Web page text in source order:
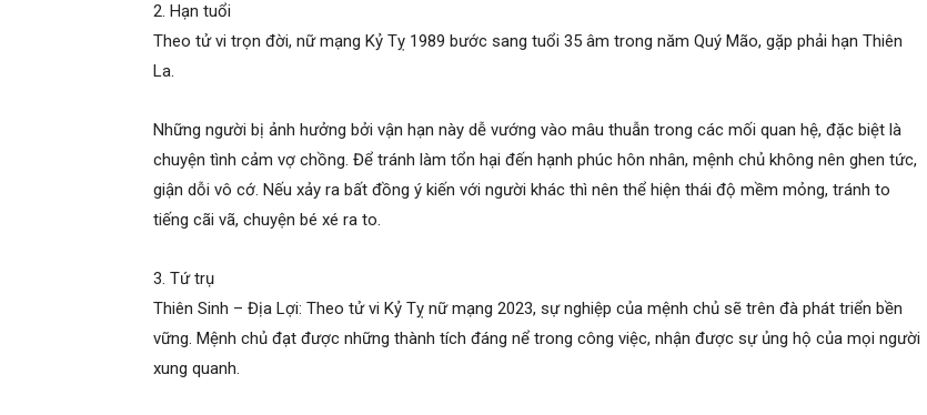
2. Hạn tuổi
Theo tử vi trọn đời, nữ mạng Kỷ Tỵ 1989 bước sang tuổi 35 âm trong năm Quý Mão, gặp phải hạn Thiên
La.
Những người bị ảnh hưởng bởi vận hạn này dễ vướng vào mâu thuẫn trong các mối quan hệ, đặc biệt là
chuyện tình cảm vợ chồng. Để tránh làm tổn hại đến hạnh phúc hôn nhân, mệnh chủ không nên ghen tức,
giận dỗi vô cớ. Nếu xảy ra bất đồng ý kiến với người khác thì nên thể hiện thái độ mềm mỏng, tránh to
tiếng cãi vã, chuyện bé xé ra to.
3. Tứ trụ
Thiên Sinh – Địa Lợi: Theo tử vi Kỷ Tỵ nữ mạng 2023, sự nghiệp của mệnh chủ sẽ trên đà phát triển bền
vững. Mệnh chủ đạt được những thành tích đáng nể trong công việc, nhận được sự ủng hộ của mọi người
xung quanh.